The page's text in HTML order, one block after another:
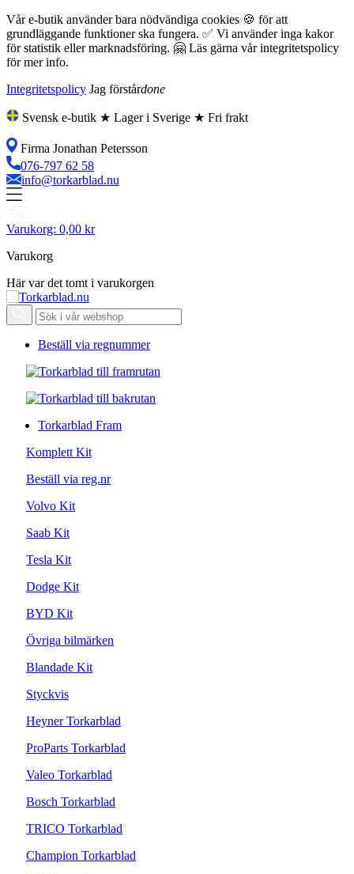
Vår e-butik använder bara nödvändiga cookies 🍪 för att
grundläggande funktioner ska fungera. ✅ Vi använder inga kakor
för statistik eller marknadsföring. 🤗 Läs gärna vår integritetspolicy
för mer info.
Integritetspolicy Jag förstårdone
Svensk e-butik ★ Lager i Sverige ★ Fri frakt
Firma Jonathan Petersson
076-797 62 58
info@torkarblad.nu
Varukorg: 0,00 kr
Varukorg
Här var det tomt i varukorgen
Beställ via regnummer
Torkarblad Fram
Komplett Kit
Beställ via reg.nr
Volvo Kit
Saab Kit
Tesla Kit
Dodge Kit
BYD Kit
Övriga bilmärken
Blandade Kit
Styckvis
Heyner Torkarblad
ProParts Torkarblad
Valeo Torkarblad
Bosch Torkarblad
TRICO Torkarblad
Champion Torkarblad